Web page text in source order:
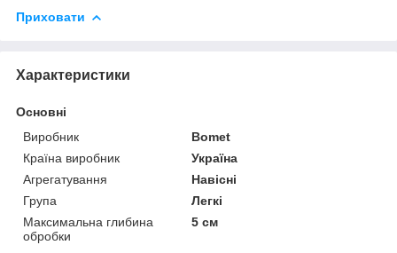
Приховати
Характеристики
Основні
Виробник
Bomet
Країна виробник
Україна
Агрегатування
Навісні
Група
Легкі
Максимальна глибина
обробки
5 см